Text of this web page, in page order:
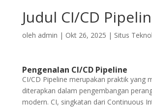
Judul CI/CD
oleh admin | Okt 26, 2025 | Situs
Pengenalan CI/CD Pipeline
CI/CD Pipeline merupakan praktik yang
diterapkan dalam pengembangan
modern. CI, singkatan dari Continuous